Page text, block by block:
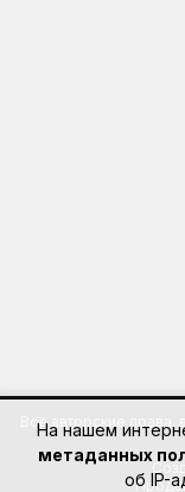
На нашем
метаданных
об IP-
Все авторские